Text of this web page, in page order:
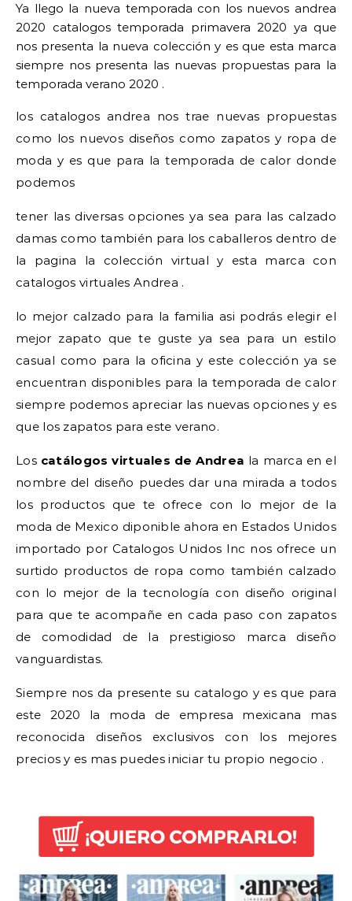
Ya llego la nueva temporada con los nuevos andrea
2020 catalogos temporada primavera 2020 ya que
nos presenta la nueva colección y es que esta marca
siempre nos presenta las nuevas propuestas para la
temporada verano 2020 .
los catalogos andrea nos trae nuevas propuestas
como los nuevos diseños como zapatos y ropa de
moda y es que para la temporada de calor donde
podemos
tener las diversas opciones ya sea para las calzado
damas como también para los caballeros dentro de
la pagina la colección virtual y esta marca con
catalogos virtuales Andrea .
lo mejor calzado para la familia asi podrás elegir el
mejor zapato que te guste ya sea para un estilo
casual como para la oficina y este colección ya se
encuentran disponibles para la temporada de calor
siempre podemos apreciar las nuevas opciones y es
que los zapatos para este verano.
Los catálogos virtuales de Andrea la marca en el
nombre del diseño puedes dar una mirada a todos
los productos que te ofrece con lo mejor de la
moda de Mexico diponible ahora en Estados Unidos
importado por Catalogos Unidos Inc nos ofrece un
surtido productos de ropa como también calzado
con lo mejor de la tecnología con diseño original
para que te acompañe en cada paso con zapatos
de comodidad de la prestigioso marca diseño
vanguardistas.
Siempre nos da presente su catalogo y es que para
este 2020 la moda de empresa mexicana mas
reconocida diseños exclusivos con los mejores
precios y es mas puedes iniciar tu propio negocio .